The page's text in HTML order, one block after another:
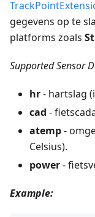
gegevens op te
platforms zoals
Supported Sensor
hr- hartslag
cad -
atemp-
Celsius).
power-
Example: